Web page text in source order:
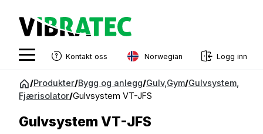
Kontakt oss Norwegian
Swedish
Norwegian
Logg inn
/Produkter/Bygg og anlegg/Gulv, Gym/Gulvsystem
Fjærisolator/Gulvsystem VT-JFS
Gulvsystem VT-JFS